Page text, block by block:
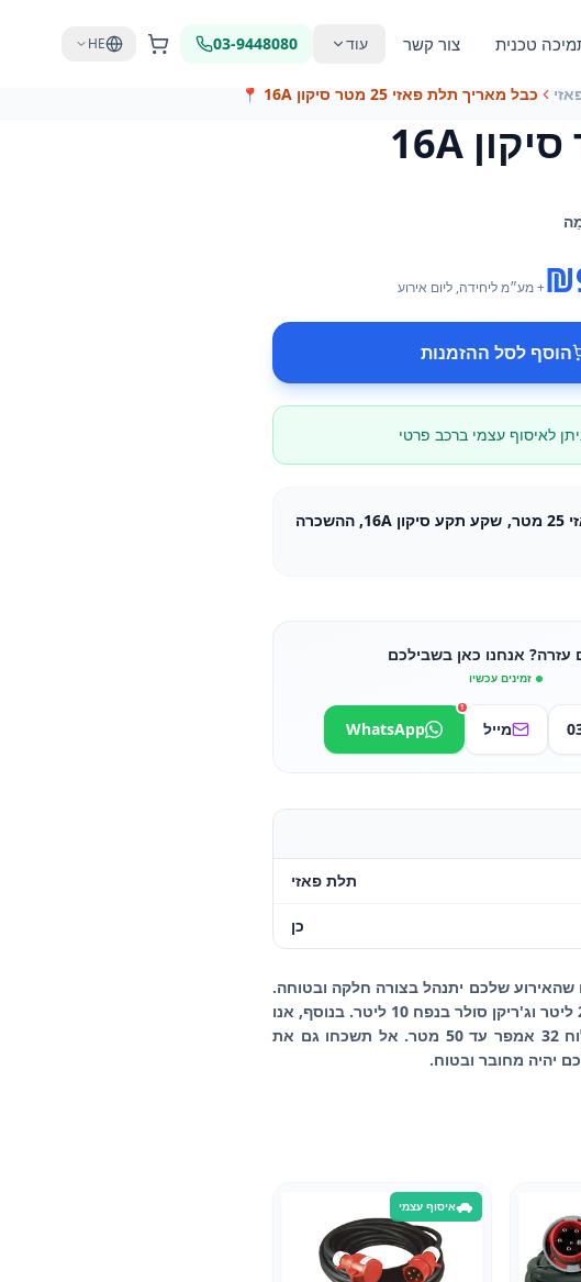
03-9448080
HE טכנית צור קשר עוד
כבל מאריך תלת פאזי 25 מטר סיקון 16A 📍
₪+ מע״מליחידה, ליום אירוע
הוסף לסל ההזמנות
לאיסוף עצמי ברכב פרטי
כבל מאריך תלת פאזי 25 מטר, שקע תקע סיקון 16A, ההשכרה
עזרה? אנחנו כאן בשבילכם
זמינים עכשיו
מייל WhatsApp
1
תלת פאזי
כן
שלכם יתנהל בצורה חלקה ובטוחה.
בין המוצרים שלנו תמצאו ג'ריקנים של דלק וסולר בנפחים שונים, כגון ג'ריקן דלק 95 בנפח 20 ליטר וג'ריקן סולר בנפח 10 ליטר. בנוסף, אנו
מספקים לוחות חשמל להוספה, עם אפשרויות כוח שונות המתאימות לצרכים שלכם, כמו לוח 32 אמפר עד 50 מטר. אל תשכחו גם את
איסוף עצמי